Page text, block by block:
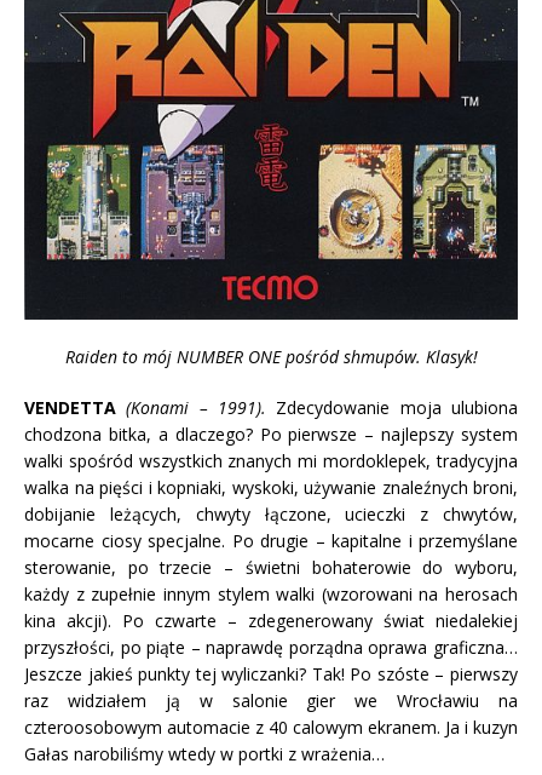
Raiden to mój NUMBER ONE pośród shmupów. Klasyk!
VENDETTA (Konami – 1991). Zdecydowanie moja ulubiona
chodzona bitka, a dlaczego? Po pierwsze – najlepszy system
walki spośród wszystkich znanych mi mordoklepek, tradycyjna
walka na pięści i kopniaki, wyskoki, używanie znaleźnych broni,
dobijanie leżących, chwyty łączone, ucieczki z chwytów,
mocarne ciosy specjalne. Po drugie – kapitalne i przemyślane
sterowanie, po trzecie – świetni bohaterowie do wyboru,
każdy z zupełnie innym stylem walki (wzorowani na herosach
kina akcji). Po czwarte – zdegenerowany świat niedalekiej
przyszłości, po piąte – naprawdę porządna oprawa graficzna…
Jeszcze jakieś punkty tej wyliczanki? Tak! Po szóste – pierwszy
raz widziałem ją w salonie gier we Wrocławiu na
czteroosobowym automacie z 40 calowym ekranem. Ja i kuzyn
Gałas narobiliśmy wtedy w portki z wrażenia…